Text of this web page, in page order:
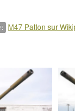
M47 Patton sur